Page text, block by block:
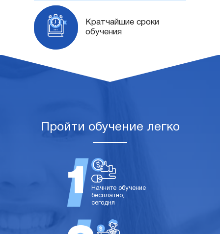
Кратчайшие сроки
обучения
Пройти обучение легко
Начните обучение
бесплатно,
сегодня